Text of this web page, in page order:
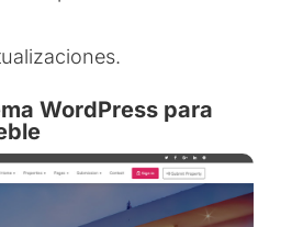
WordPress para